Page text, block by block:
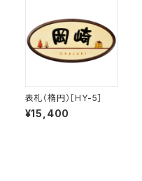
表札（楕円）［HY-5］
¥15,400